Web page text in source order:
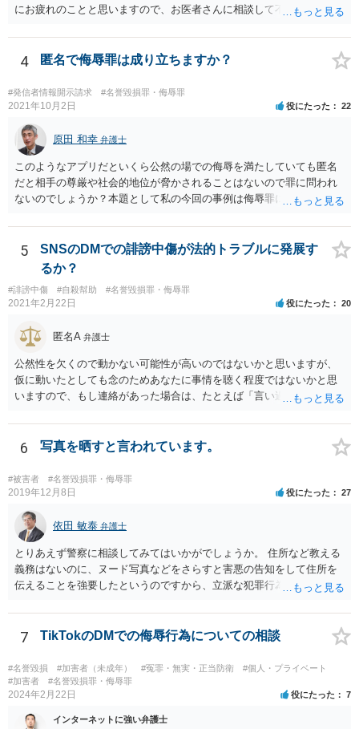
にお疲れのことと思いますので、お医者さんに相談して不安な気持ち
4 匿名で侮辱罪は成り立ちますか？
#発信者情報開示請求 #名誉毀損罪・侮辱罪
2021年10月2日 役にたった 22
原田 和幸 弁護士
このようなアプリだといくら公然の場での侮辱を満たしていても匿名
だと相手の尊厳や社会的地位が脅かされることはないので罪に問われ
ないのでしょうか？本題として私の今回の事例は侮辱罪には該当しな
評価を低下させたとは言えないでしょうから、侮辱罪にはならないと
思います。
5
SNSのDMでの誹謗中傷が法的トラブルに発展す
るか？
#誹謗中傷 #自殺幇助 #名誉毀損罪・侮辱罪
2021年2月22日 役にたった 20
匿名A 弁護士
公然性を欠くので動かない可能性が高いのではないかと思いますが、
仮に動いたとしても念のためあなたに事情を聴く程度ではないかと思
いますので、もし連絡があった場合は、たとえば「言い過ぎた部分が
ジでのやりとりなので、公然性がないことが明らかなので、名誉毀損
や侮辱には当たらないと考えているが、相手は何らかの理由で公然性
があると言っているのか」と反省の意を示しつつ、なぜ警察が連絡し
てきたのか尋ねることが考えられます。
6 写真を晒すと言われています。
#被害者 #名誉毀損罪・侮辱罪
2019年12月8日 役にたった 27
依田 敏泰 弁護士
とりあえず警察に相談してみてはいかがでしょうか。 住所など教える
義務はないのに、ヌード写真などをさらすと害悪の告知をして住所を
伝えることを強要したというのですから、立派な犯罪行為です。
7 TikTokのDMでの侮辱行為についての相談
#名誉毀損 #加害者（未成年） #冤罪・無実・正当防衛
#個人・プライベート
#加害者
#名誉毀損罪・侮辱罪
2024年2月22日 役にたった 7
インターネットに強い弁護士